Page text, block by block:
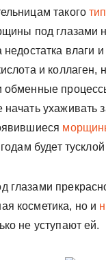
такого
под глазами
недостатка влаги
и коллаген,
ухаживать
будет
косметика, но и
не уступают ей.